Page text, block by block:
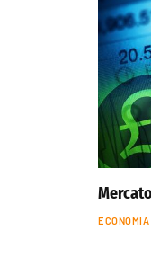
ECONOMIA